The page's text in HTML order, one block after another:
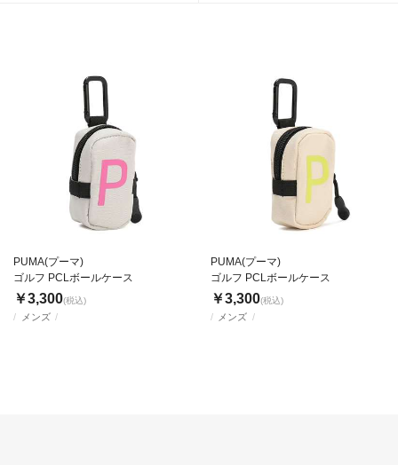
メンズ
PUMA(プーマ)
ゴルフ PCLボールケース
￥3,300(税込)
メンズ
PUMA(プーマ)
ゴルフ PCLボールケース
￥3,300(税込)